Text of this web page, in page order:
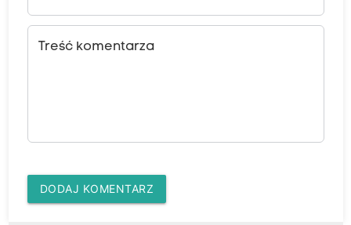
Treść komentarza
DODAJ KOMENTARZ